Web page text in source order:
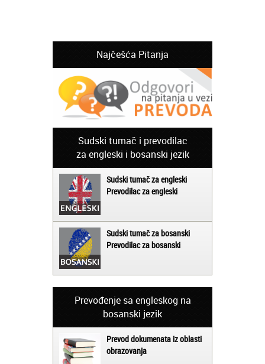
Najčešća Pitanja
Sudski tumač i prevodilac
za engleski i bosanski jezik
Sudski tumač za engleski
Prevodilac za engleski
Sudski tumač za bosanski
Prevodilac za bosanski
Prevođenje sa engleskog na
bosanski jezik
Prevod dokumenata iz oblasti
obrazovanja